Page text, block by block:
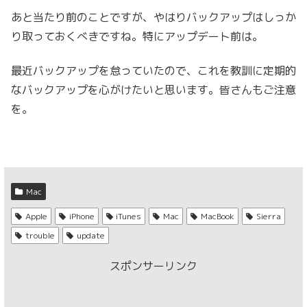
あと当たり前のことですが、やはりバックアップはしっか
り取っておくべきですね。特にアップデート前は。
最近バックアップを怠っていたので、これを教訓に定期的
なバックアップを心がけたいと思います。皆さんもご注意
を。
Mac
Apple iPhone iTunes Mac MacBook
Sierra
trouble
update
スポンサーリンク